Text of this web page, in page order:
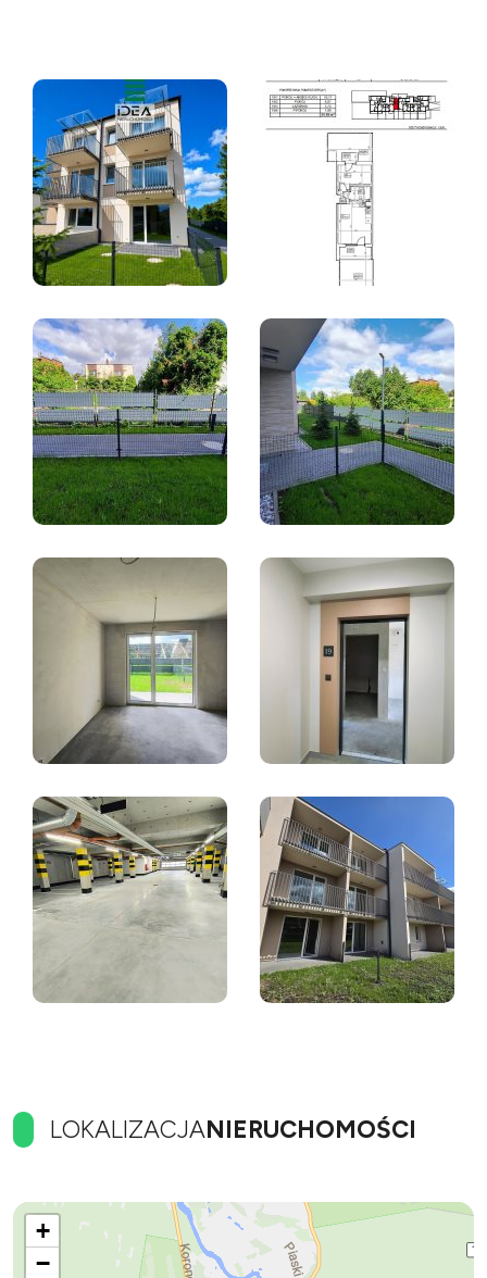
LOKALIZACJANIERUCHOMOŚCI
+
−